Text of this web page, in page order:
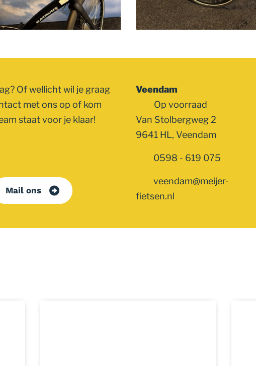
Veendam
Op voorraad
Van Stolbergweg 2
9641 HL, Veendam
0598 - 619 075
veendam@meijer-
fietsen.nl
Of wellicht wil je graag
met ons op of kom
staat voor je klaar!
Mail ons